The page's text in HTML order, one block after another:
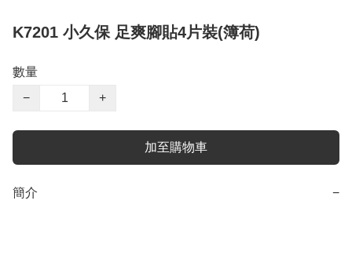
K7201 小久保 足爽腳貼4片裝(簿荷)
數量
−
+
加至購物車
簡介 −